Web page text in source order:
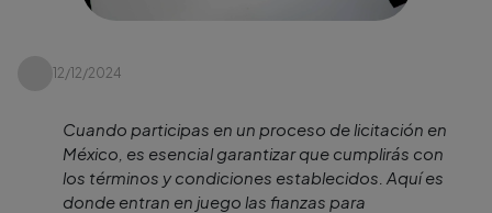
12/12/2024
Cuando participas en un proceso de licitación en
México, es esencial garantizar que cumplirás con
los términos y condiciones establecidos. Aquí es
donde entran en juego las fianzas para